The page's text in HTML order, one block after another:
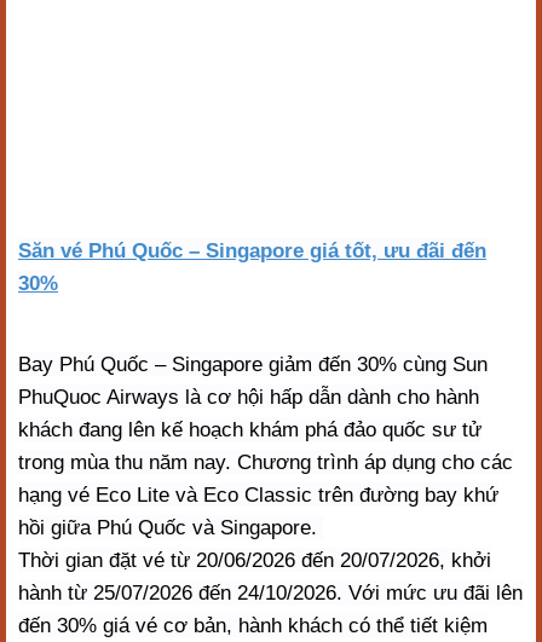
Săn vé Phú Quốc – Singapore giá tốt, ưu đãi đến
30%
Bay Phú Quốc – Singapore giảm đến 30% cùng Sun
PhuQuoc Airways là cơ hội hấp dẫn dành cho hành
khách đang lên kế hoạch khám phá đảo quốc sư tử
trong mùa thu năm nay. Chương trình áp dụng cho các
hạng vé Eco Lite và Eco Classic trên đường bay khứ
hồi giữa Phú Quốc và Singapore.
Thời gian đặt vé từ 20/06/2026 đến 20/07/2026, khởi
hành từ 25/07/2026 đến 24/10/2026. Với mức ưu đãi lên
đến 30% giá vé cơ bản, hành khách có thể tiết kiệm